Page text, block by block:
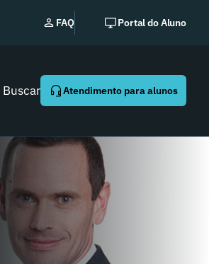
EBRADI | NEWS: o
Youtube agora!
FAQ Portal do Aluno
Buscar Atendimento para alunos